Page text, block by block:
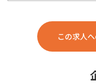
この求人